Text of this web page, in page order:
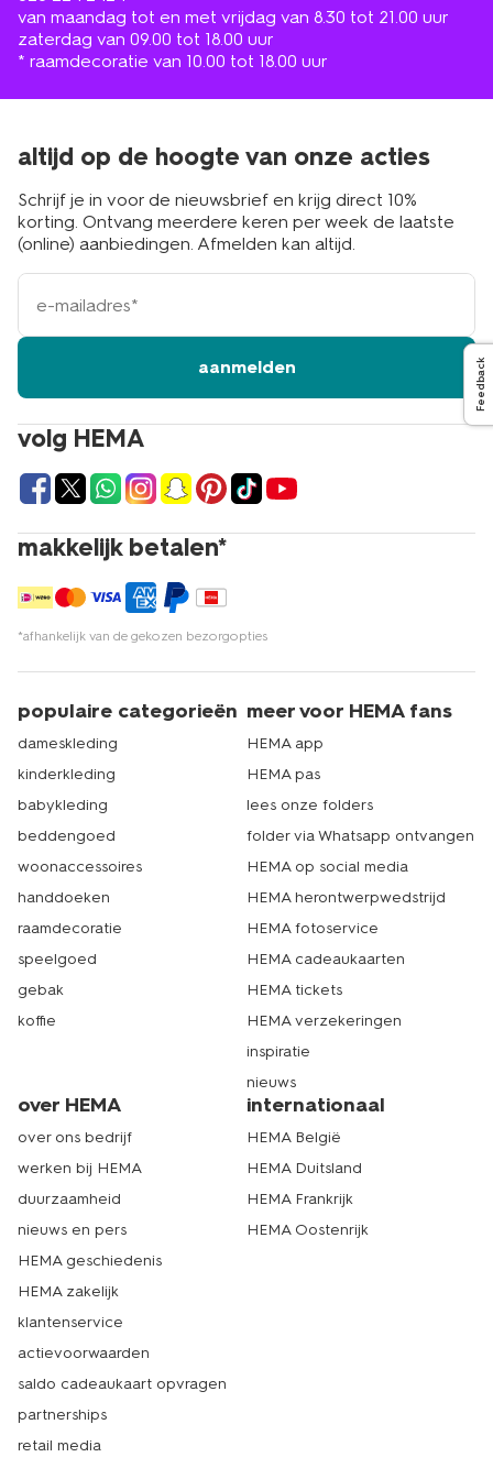
van maandag tot en met vrijdag van 8.30 tot 21.00 uur
zaterdag van 09.00 tot 18.00 uur
* raamdecoratie van 10.00 tot 18.00 uur
volg HEMA
makkelijk betalen*
*afhankelijk van de gekozen bezorgopties
altijd op de hoogte van onze acties
Schrijf je in voor de nieuwsbrief en krijg direct 10%
korting. Ontvang meerdere keren per week de laatste
(online) aanbiedingen. Afmelden kan altijd.
e-
mailadres
aanmelden
populaire categorieën
dameskleding
kinderkleding
babykleding
beddengoed
woonaccessoires
handdoeken
raamdecoratie
speelgoed
gebak
koffie
meer voor HEMA fans
HEMA app
HEMA pas
lees onze folders
folder via Whatsapp ontvangen
HEMA op social media
HEMA herontwerpwedstrijd
HEMA fotoservice
HEMA cadeaukaarten
HEMA tickets
HEMA verzekeringen
inspiratie
nieuws
over HEMA
over ons bedrijf
werken bij HEMA
duurzaamheid
nieuws en pers
HEMA geschiedenis
HEMA zakelijk
klantenservice
actievoorwaarden
saldo cadeaukaart opvragen
partnerships
retail media
internationaal
HEMA België
HEMA Duitsland
HEMA Frankrijk
HEMA Oostenrijk
Feedback